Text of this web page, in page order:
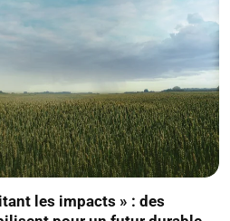
les impacts » : des